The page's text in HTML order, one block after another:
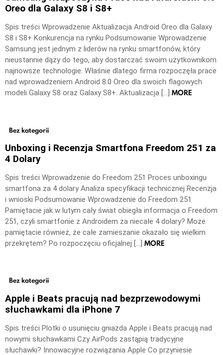
Oreo dla Galaxy S8 i S8+
Spis treści Wprowadzenie Aktualizacja Android Oreo dla Galaxy
S8 i S8+ Konkurencja na rynku Podsumowanie Wprowadzenie
Samsung jest jednym z liderów na rynku smartfonów, który
nieustannie dąży do tego, aby dostarczać swoim użytkownikom
najnowsze technologie. Właśnie dlatego firma rozpoczęła prace
nad wprowadzeniem Android 8.0 Oreo dla swoich flagowych
modeli Galaxy S8 oraz Galaxy S8+. Aktualizacja […] MORE
Bez kategorii
Unboxing i Recenzja Smartfona Freedom 251 za
4 Dolary
Spis treści Wprowadzenie do Freedom 251 Proces unboxingu
smartfona za 4 dolary Analiza specyfikacji technicznej Recenzja
i wnioski Podsumowanie Wprowadzenie do Freedom 251
Pamiętacie jak w lutym cały świat obiegła informacja o Freedom
251, czyli smartfonie z Androidem za niecałe 4 dolary? Może
pamiętacie również, że całe zamieszanie okazało się wielkim
przekrętem? Po rozpoczęciu oficjalnej […] MORE
Bez kategorii
Apple i Beats pracują nad bezprzewodowymi
słuchawkami dla iPhone 7
Spis treści Plotki o usunięciu gniazda Apple i Beats pracują nad
nowymi słuchawkami Czy AirPods zastąpią tradycyjne
słuchawki? Innowacyjne rozwiązania Apple Co przyniesie